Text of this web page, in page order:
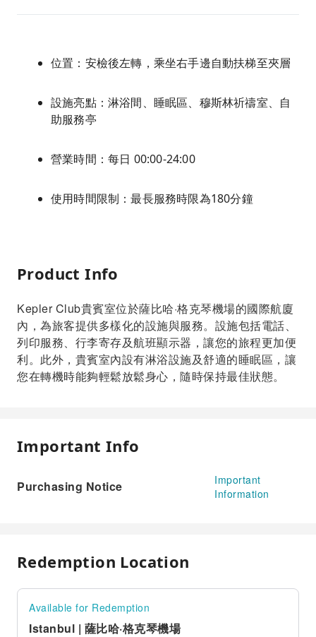
位置：安檢後左轉，乘坐右手邊自動扶梯至夾層
設施亮點：淋浴間、睡眠區、穆斯林祈禱室、自
助服務亭
營業時間：每日 00:00-24:00
使用時間限制：最長服務時限為180分鐘
Product Info
Kepler Club貴賓室位於薩比哈·格克琴機場的國際航廈
內，為旅客提供多樣化的設施與服務。設施包括電話、
列印服務、行李寄存及航班顯示器，讓您的旅程更加便
利。此外，貴賓室內設有淋浴設施及舒適的睡眠區，讓
您在轉機時能夠輕鬆放鬆身心，隨時保持最佳狀態。
Important Info
Purchasing Notice
Important
Information
Redemption Location
Available for Redemption
Istanbul | 薩比哈·格克琴機場